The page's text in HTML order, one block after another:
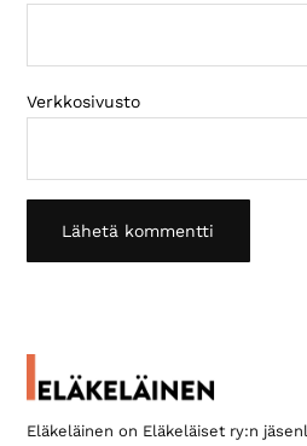
Verkkosivusto
Ensisijainen
sivupalkki
Eläkeläinen on Eläkeläiset ry:n